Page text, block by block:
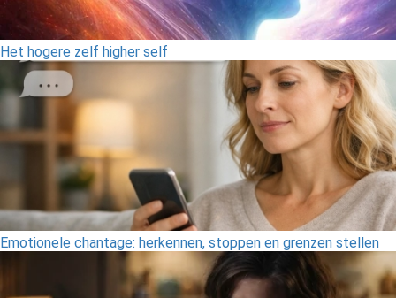
Het hogere zelf higher self
Emotionele chantage: herkennen, stoppen en grenzen stellen